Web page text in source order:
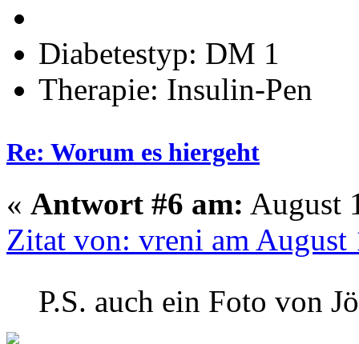
Diabetestyp: DM 1
Therapie: Insulin-Pen
Re: Worum es hiergeht
« Antwort #6 am: August
Zitat von: vreni am August
P.S. auch ein Foto von